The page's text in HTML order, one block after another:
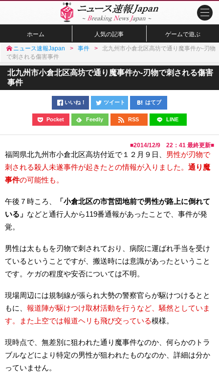
ホーム 人気の記事 ゲームで遊ぶ
ニュース速報Japan 事件
北九州市小倉北区高坊で通り魔事件か-刃物
で刺される傷害事件
北九州市小倉北区高坊で通り魔事件か-刃物で刺される傷害
事件
いいね！ ツイート はてブ
Pocket Feedly RSS LINE
■2014/12/9 22：41 最終更新■
福岡県北九州市小倉北区高坊付近で１２月９日、 男性が刃物で
刺される殺人未遂事件が起きたとの情報が入りました。 通り魔
事件の可能性も。
午後７時ころ、
「小倉北区の市営団地前で男性が路上に倒れて
いる」 などと通行人から119番通報があったことで、事件が発
覚。
男性は太ももを刃物で刺されており、病院に運ばれ手当を受け
ているということですが、搬送時には意識があったということ
です。ケガの程度や安否については不明。
現場周辺には規制線が張られ大勢の警察官らが駆けつけるとと
もに、 報道陣が駆けつけ取材活動を行うなど、騒然としていま
す。また上空では報道ヘリも飛び交っている模様。
現時点で、無差別に狙われた通り魔事件なのか、何らかのトラ
ブルなどにより特定の男性が狙われたものなのか、詳細は分か
っていません。